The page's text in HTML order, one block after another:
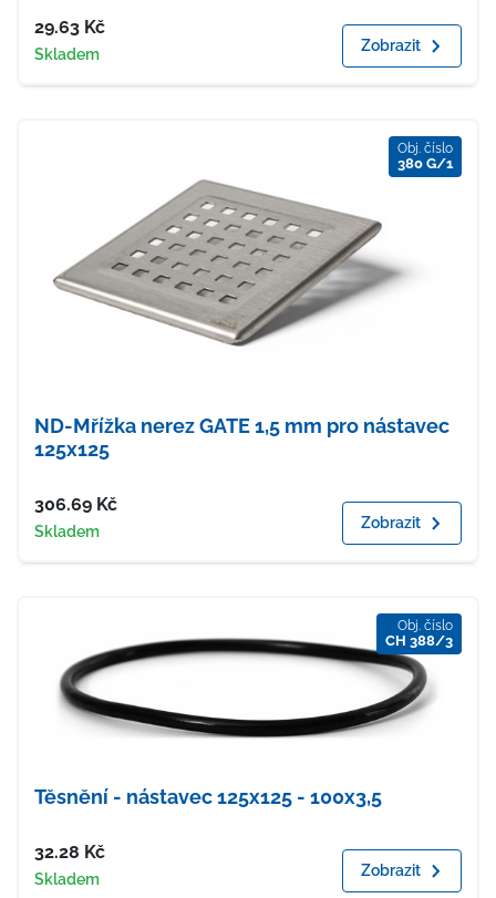
Cena
29.63 Kč
Dostupnost
Skladem Zobrazit
Obj. číslo
380 G/1
ND-Mřížka nerez GATE 1,5 mm pro nástavec
125x125
Cena
306.69 Kč
Dostupnost
Skladem Zobrazit
Obj. číslo
CH 388/3
Těsnění - nástavec 125x125 - 100x3,5
Cena
32.28 Kč
Dostupnost
Skladem Zobrazit